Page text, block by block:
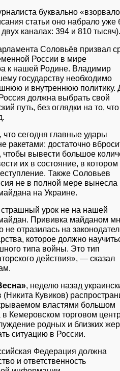
буквально
статьи оно набрало уже
каналах: 394 и 810 тысяч).
Соловьёв призвал
России в мире
к нашей Родине. Владимир
государству необходимо
и внутреннюю политику.
должна выбрать свой
путь, без оглядки на то,
сегодня главные удары
ракетами: достаточно
вывести большое
их в состояние, в котором
Также Соловьев
не в полной мере вынесла
на Украине.
урок не на нашей
Прививка майданом
отразилась на
которое должно
типа войны. Это тип
действия», — сказал
, неделю назад
Кувиков)
властями большом
Кемеровском торговом
родных и близких
ситуацию в России.
Федерация должна
и ответственность